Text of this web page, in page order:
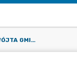
ZARZĄDZENIE NR 915/2024 WÓJTA GMINY DOPIEWO Z DNIA 6 MAJA 2024 ROKU W SPRAWIE: ZMIANY ZARZĄDZENIA NR 820/2024 WÓJTA GMINY DOPIEWO Z DNIA 2 STYCZNIA 2024 ROKU W SPRAWIE USTALENIA PLANU FINANSOWEGO BUDŻETU GMINY DOPIEWO, URZĘDU GMINY W DOPIEWIE I ZADAŃ Z ZAKRESU ADMINISTRACJI RZĄDOWEJ ORAZ INNYCH ZADAŃ ZLECONYCH GMINIE NA 2024 ROK